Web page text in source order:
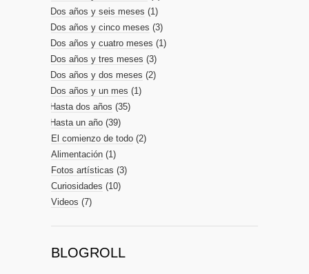
Dos años y seis meses (1)
Dos años y cinco meses (3)
Dos años y cuatro meses (1)
Dos años y tres meses (3)
Dos años y dos meses (2)
Dos años y un mes (1)
Hasta dos años (35)
Hasta un año (39)
El comienzo de todo (2)
Alimentación (1)
Fotos artísticas (3)
Curiosidades (10)
Videos (7)
BLOGROLL